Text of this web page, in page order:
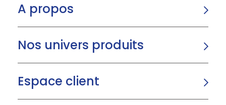
A propos
Nos univers produits
Espace client